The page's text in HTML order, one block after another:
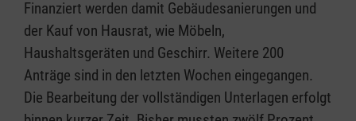
Finanziert werden damit Gebäudesanierungen und
der Kauf von Hausrat, wie Möbeln,
Haushaltsgeräten und Geschirr. Weitere 200
Anträge sind in den letzten Wochen eingegangen.
Die Bearbeitung der vollständigen Unterlagen erfolgt